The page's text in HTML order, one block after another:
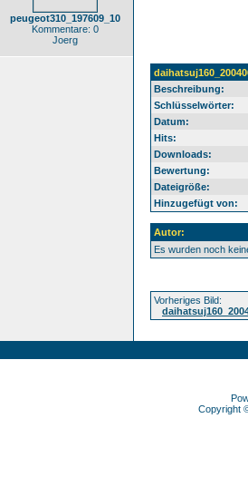
peugeot310_197609_10
Kommentare: 0
Joerg
Beschreibung:
Schlüsselwörter:
Datum:
Hits:
Downloads:
Bewertung:
Dateigröße:
Hinzugefügt von:
Autor:
Es wurden noch
Vorheriges Bild:
Copyright